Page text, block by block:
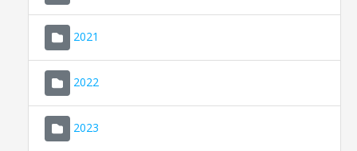
2021
2022
2023